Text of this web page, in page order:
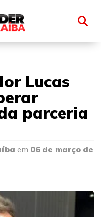
Lucas
parceria
em 06 de março de